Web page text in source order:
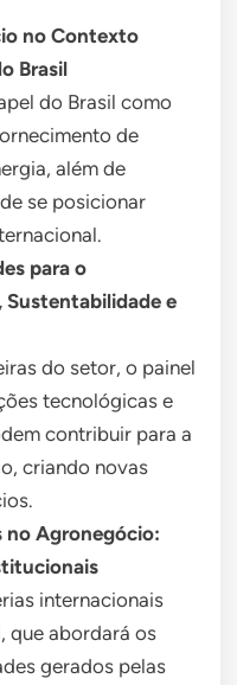
no Contexto
Brasil
do Brasil como
de
além de
se posicionar
para o
e
do setor, o painel
tecnológicas e
contribuir para a
criando novas
no Agronegócio:
internacionais
que abordará os
gerados pelas